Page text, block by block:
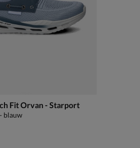
Fit Orvan - Starport
blauw